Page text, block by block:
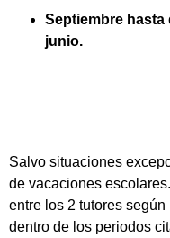
Septiembre hasta
junio.
Salvo situaciones
de vacaciones
entre los 2 tutores
dentro de los periodos